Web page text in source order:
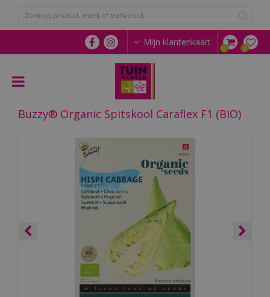
n
a
Mijn klantenkaart
Buzzy® Organic Spitskool Caraflex F1 (BIO)